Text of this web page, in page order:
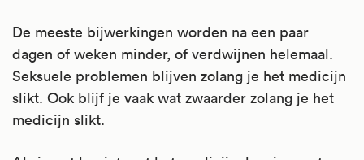
De meeste bijwerkingen worden na een paar
dagen of weken minder, of verdwijnen helemaal.
Seksuele problemen blijven zolang je het medicijn
slikt. Ook blijf je vaak wat zwaarder zolang je het
medicijn slikt.